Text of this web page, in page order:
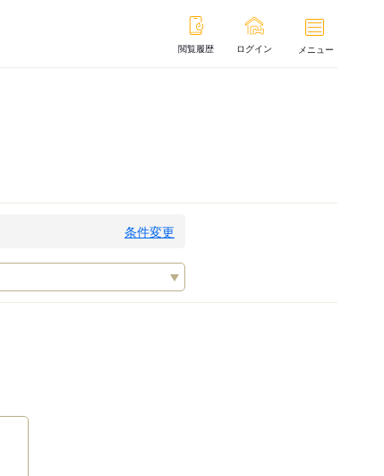
閲覧履歴 ログイン メニュー
条件変更